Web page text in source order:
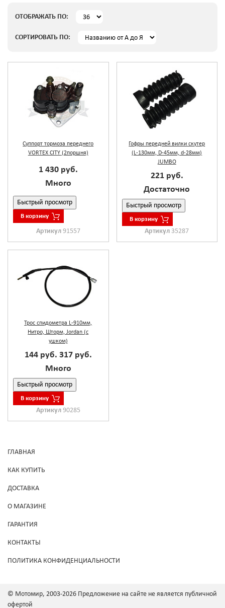
ОТОБРАЖАТЬ ПО:
СОРТИРОВАТЬ ПО:
Суппорт тормоза переднего
VORTEX CITY (2поршня)
1 430 руб.
Много
Быстрый просмотр
В корзину
Артикул 91557
Гофры передней вилки скутер
(L-130мм, D-45мм, d-28мм)
JUMBO
221 руб.
Достаточно
Быстрый просмотр
В корзину
Артикул35287
Трос спидометра L-910мм,
Нитро, Шторм, Jordan (с
ушком)
144 руб. 317 руб.
Много
Быстрый просмотр
В корзину
Артикул 90285
ГЛАВНАЯ
КАК КУПИТЬ
ДОСТАВКА
О МАГАЗИНЕ
ГАРАНТИЯ
КОНТАКТЫ
ПОЛИТИКА КОНФИДЕНЦИАЛЬНОСТИ
© Мотомир, 2003-2026 Предложение на сайте не является публичной
офертой